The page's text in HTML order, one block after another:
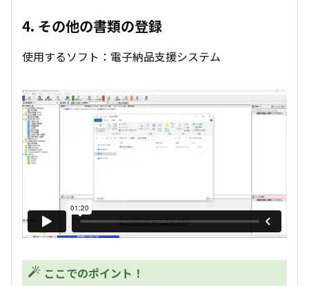
4. その他の書類の登録
使用するソフト：電子納品支援システム
ここでのポイント！